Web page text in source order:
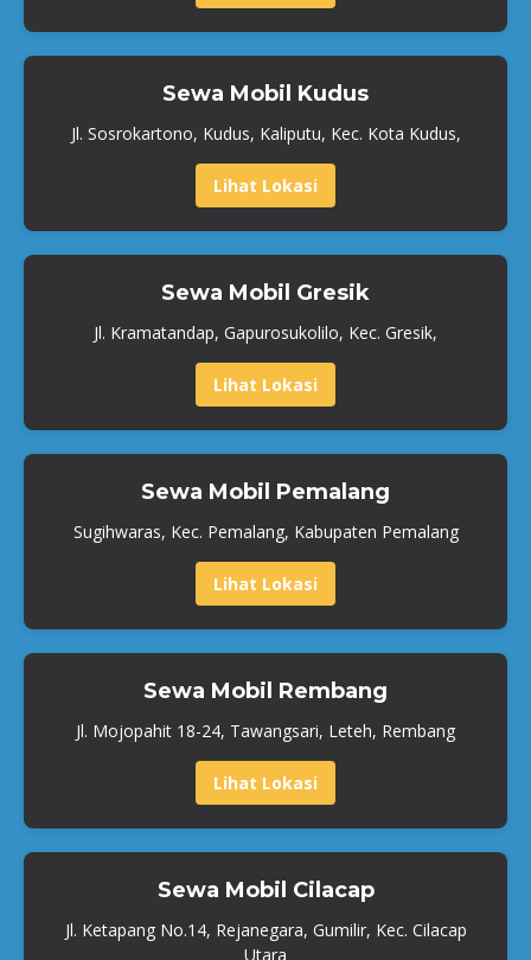
Sewa Mobil Kudus
Jl. Sosrokartono, Kudus, Kaliputu, Kec. Kota Kudus,
Lihat Lokasi
Sewa Mobil Gresik
Jl. Kramatandap, Gapurosukolilo, Kec. Gresik,
Lihat Lokasi
Sewa Mobil Pemalang
Sugihwaras, Kec. Pemalang, Kabupaten Pemalang
Lihat Lokasi
Sewa Mobil Rembang
Jl. Mojopahit 18-24, Tawangsari, Leteh, Rembang
Lihat Lokasi
Sewa Mobil Cilacap
Jl. Ketapang No.14, Rejanegara, Gumilir, Kec. Cilacap
Utara